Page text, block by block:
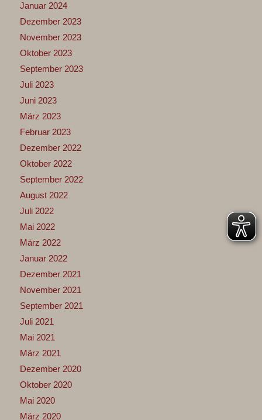
Januar 2024
Dezember 2023
November 2023
Oktober 2023
September 2023
Juli 2023
Juni 2023
März 2023
Februar 2023
Dezember 2022
Oktober 2022
September 2022
August 2022
Juli 2022
Mai 2022
März 2022
Januar 2022
Dezember 2021
November 2021
September 2021
Juli 2021
Mai 2021
März 2021
Dezember 2020
Oktober 2020
Mai 2020
März 2020